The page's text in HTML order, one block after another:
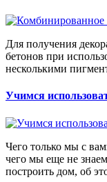
Для получения
бетонов при
несколькими
Учимся
Чего только мы с
чего мы еще не
построить дом, об